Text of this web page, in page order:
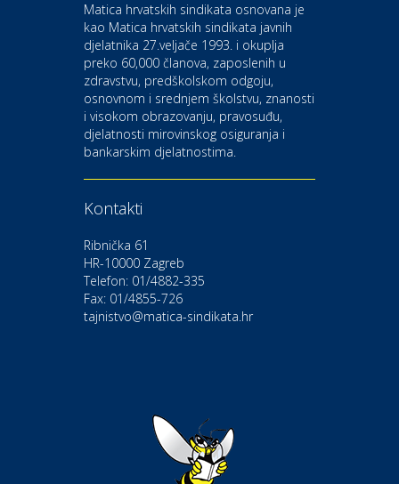
Bistrica
Auto-moto i tehnika
CIAK Auto d.o.o.
Kultura i edukacija
Kazalište Gavella
Moda i ljepota
Gastro
Hotel Bunčić Vrbovec
Izletište i vinotočje VINIA
Matica hrvatskih sindikata osnovana je
kao Matica hrvatskih sindikata javnih
djelatnika 27.veljače 1993. i okuplja
preko 60,000 članova, zaposlenih u
zdravstvu, predškolskom odgoju,
osnovnom i srednjem školstvu, znanosti
i visokom obrazovanju, pravosuđu,
djelatnosti mirovinskog osiguranja i
bankarskim djelatnostima.
Kontakti
Ribnička 61
HR-10000 Zagreb
Telefon: 01/4882-335
Fax: 01/4855-726
tajnistvo@matica-sindikata.hr